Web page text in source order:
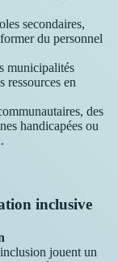
secondaires,
du personnel
municipalités
ressources en
des
handicapées ou
inclusive
jouent un